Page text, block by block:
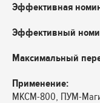
Эффективная
Эффективный
Максимальный
Применение:
МКСМ-800, ПУМ-